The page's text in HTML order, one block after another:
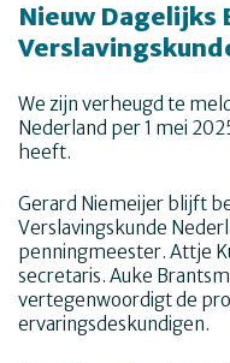
Nieuw Dagelijks
We zijn verheugd te
Nederland per 1 mei
heeft.
Gerard Niemeijer blijft
Verslavingskunde
penningmeester. Attje
secretaris. Auke
vertegenwoordigt de
ervaringsdeskundigen.